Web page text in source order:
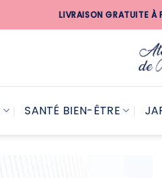
LIVRAISON GRATUITE
SANTÉ BIEN-ÊTRE